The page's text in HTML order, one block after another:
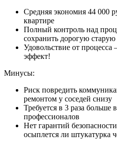
Средняя экономия 44 000
квартире
Полный контроль над
сохранить дорогую
Удовольствие от процесса
эффект!
Минусы:
Риск повредить
ремонтом у соседей снизу
Требуется в 3 раза больше
профессионалов
Нет гарантий
осыплется ли штукатурка